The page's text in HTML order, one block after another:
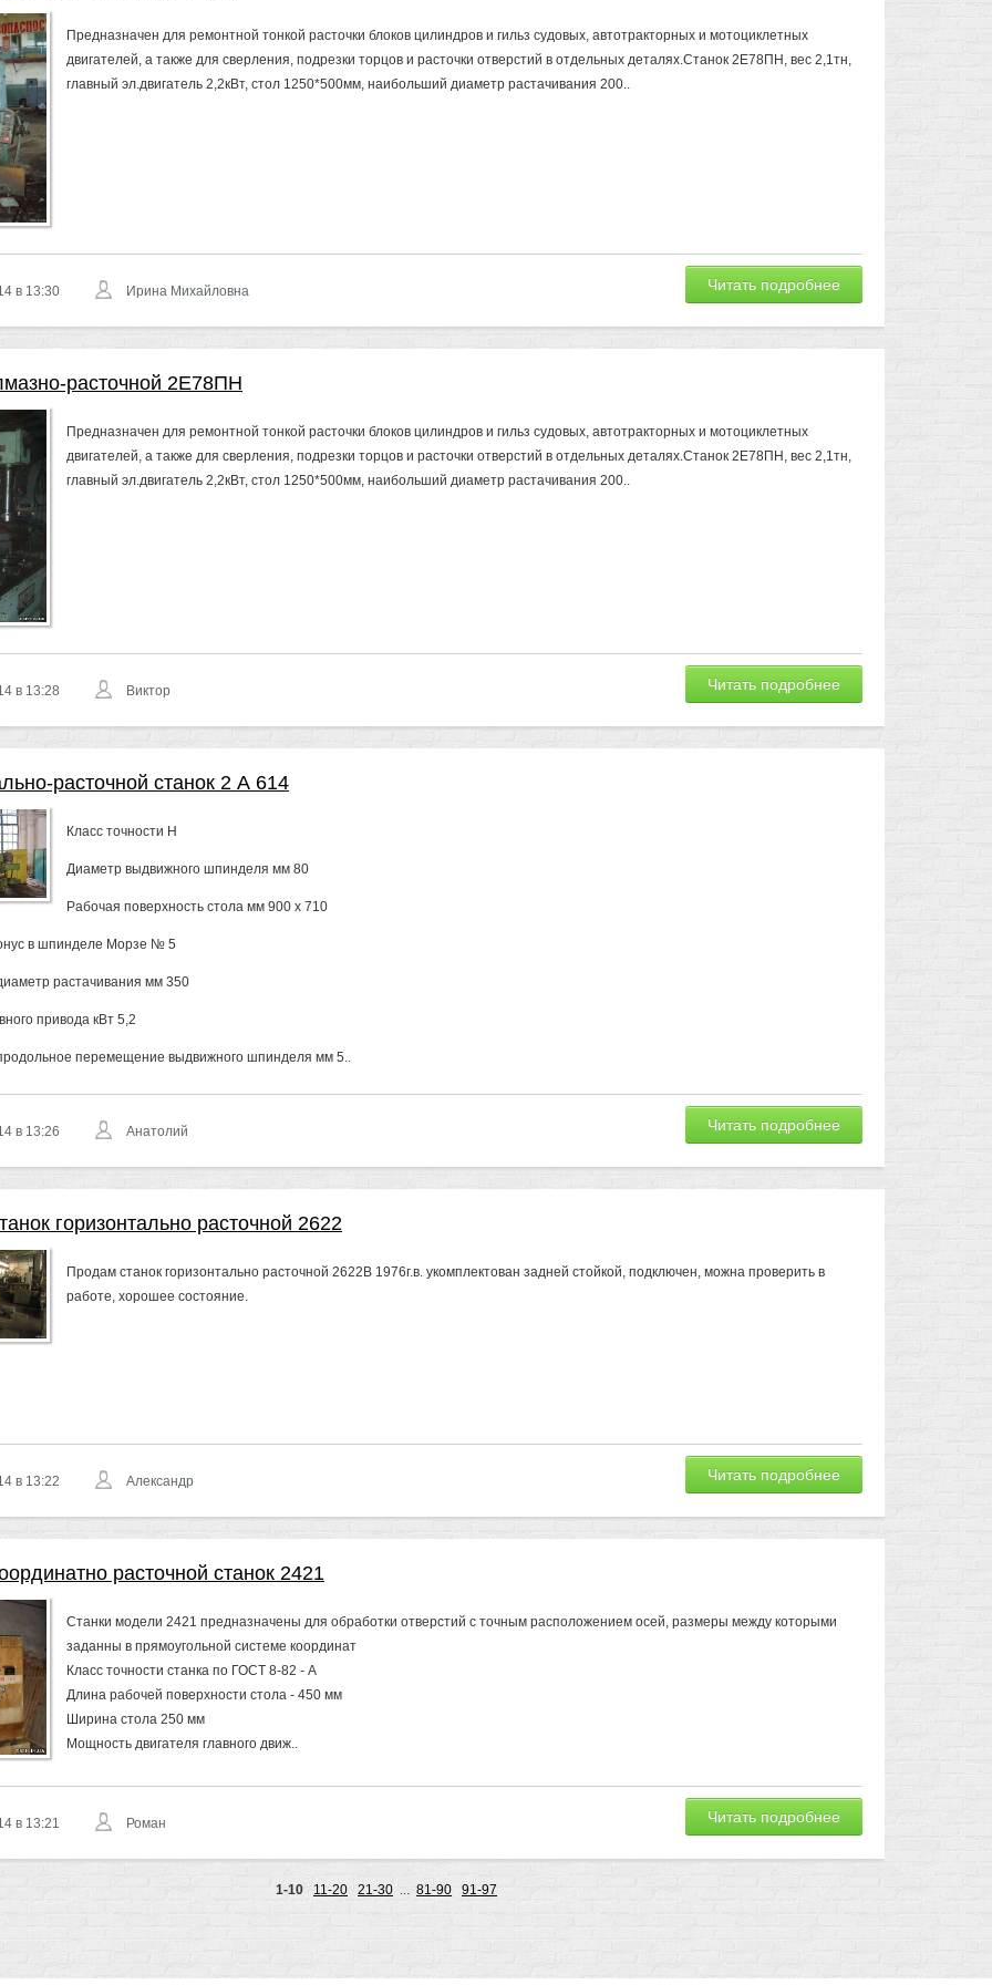
Предназначен для ремонтной тонкой расточки блоков цилиндров и гильз судовых, автотракторных и мотоциклетных
двигателей, а также для сверления, подрезки торцов и расточки отверстий в отдельных деталях.Станок 2Е78ПН, вес 2,1тн,
главный эл.двигатель 2,2кВт, стол 1250*500мм, наибольший диаметр растачивания 200..
в 13:30 Ирина Михайловна Читать подробнее
расточной 2Е78ПН
Предназначен для ремонтной тонкой расточки блоков цилиндров и гильз судовых, автотракторных и мотоциклетных
двигателей, а также для сверления, подрезки торцов и расточки отверстий в отдельных деталях.Станок 2Е78ПН, вес 2,1тн,
главный эл.двигатель 2,2кВт, стол 1250*500мм, наибольший диаметр растачивания 200..
в 13:28 Виктор Читать подробнее
расточной станок 2 А 614
Класс точности Н
Диаметр выдвижного шпинделя мм 80
Рабочая поверхность стола мм 900 х 710
в шпинделе Морзе № 5
растачивания мм 350
привода кВт 5,2
перемещение выдвижного шпинделя мм 5..
в 13:26 Анатолий Читать подробнее
горизонтально расточной 2622
Продам станок горизонтально расточной 2622В 1976г.в. укомплектован задней стойкой, подключен, можна проверить в
работе, хорошее состояние.
в 13:22 Александр Читать подробнее
расточной станок 2421
Станки модели 2421 предназначены для обработки отверстий с точным расположением осей, размеры между которыми
заданны в прямоугольной системе координат
Класс точности станка по ГОСТ 8-82 - А
Длина рабочей поверхности стола - 450 мм
Ширина стола 250 мм
Мощность двигателя главного движ..
в 13:21 Роман Читать подробнее
1-10 11-20 21-30 ... 81-90 91-97